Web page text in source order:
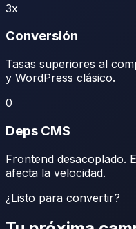
3x
Conversión
Tasas superiores al
y WordPress clásico.
0
Deps CMS
Frontend desacoplado.
afecta la velocidad.
¿Listo para convertir?